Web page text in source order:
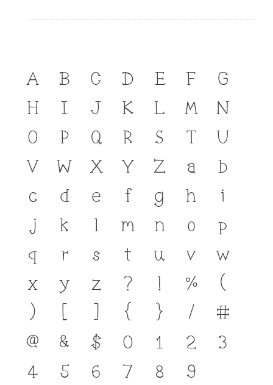
A B C D E F
G
H
I J K L M
N
O
P Q R S T
U
V W X Y Z a
b
c
d e f g h
i
j
k l m n o
p
q
r s t u v
w
x
y z ? ! %
(
)
[ ] { } /
#
@
& $ 0 1 2
3
4
5 6 7 8 9